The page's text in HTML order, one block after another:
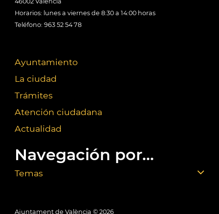
Horarios: lunes a viernes de 8:30 a 14:00 horas
Teléfono: 963 52 54 78
Ayuntamiento
La ciudad
Trámites
Atención ciudadana
Actualidad
Navegación por...
Temas
Ajuntament de València © 2026